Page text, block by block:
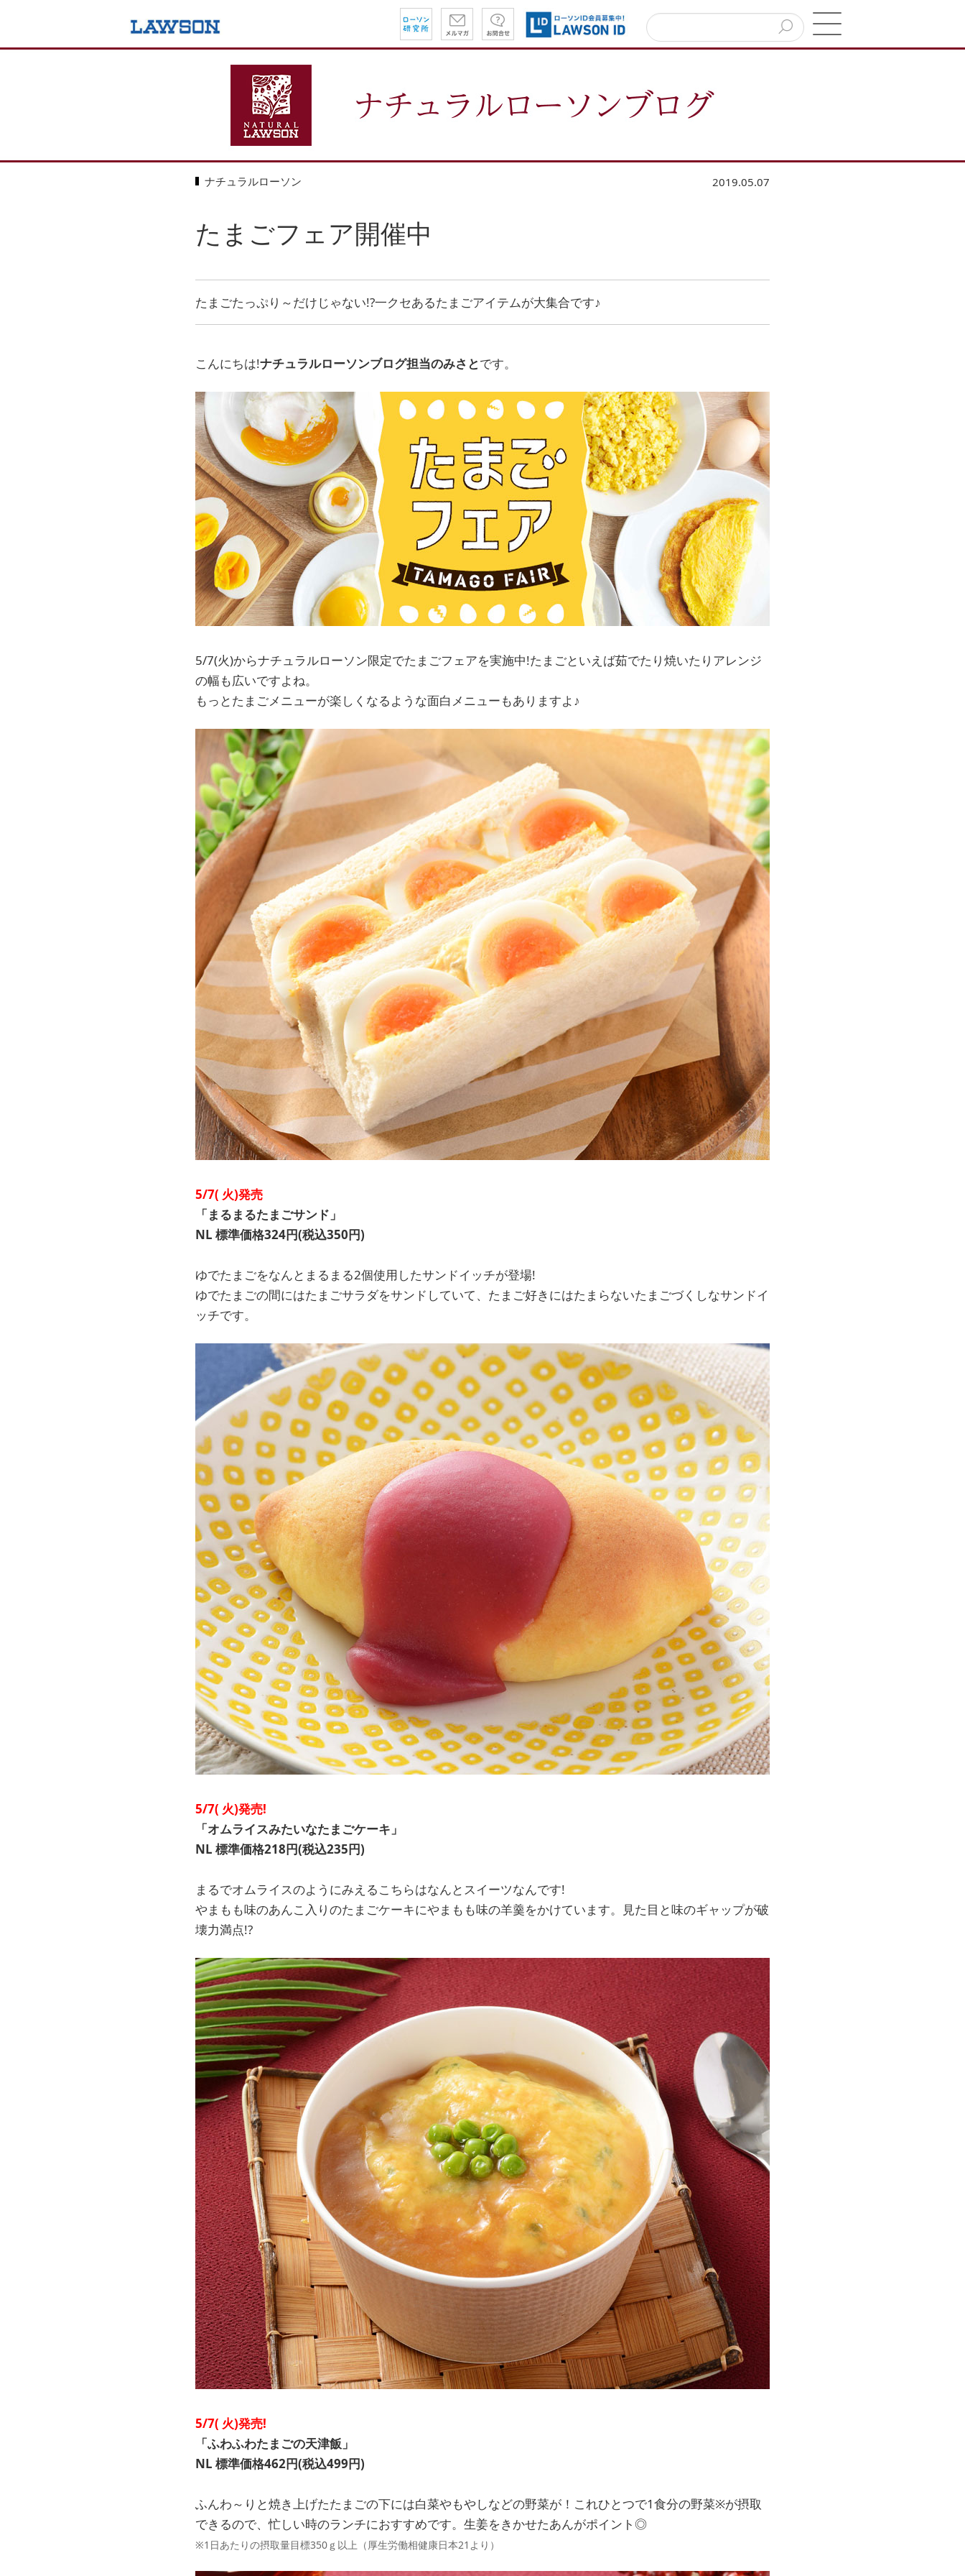
ナチュラルローソン 2019.05.07
たまごフェア開催中
たまごたっぷり～だけじゃない!?一クセあるたまごアイテムが大集合です♪
こんにちは!ナチュラルローソンブログ担当のみさとです。
5/7(火)からナチュラルローソン限定でたまごフェアを実施中!たまごといえば茹でたり焼いたりアレンジ
の幅も広いですよね。
もっとたまごメニューが楽しくなるような面白メニューもありますよ♪
5/7( 火)発売
「まるまるたまごサンド」
NL 標準価格324円(税込350円)
ゆでたまごをなんとまるまる2個使用したサンドイッチが登場!
ゆでたまごの間にはたまごサラダをサンドしていて、たまご好きにはたまらないたまごづくしなサンドイ
ッチです。
5/7( 火)発売!
「オムライスみたいなたまごケーキ」
NL 標準価格218円(税込235円)
まるでオムライスのようにみえるこちらはなんとスイーツなんです!
やまもも味のあんこ入りのたまごケーキにやまもも味の羊羹をかけています。見た目と味のギャップが破
壊力満点!?
5/7( 火)発売!
「ふわふわたまごの天津飯」
NL 標準価格462円(税込499円)
ふんわ～りと焼き上げたたまごの下には白菜やもやしなどの野菜が！これひとつで1食分の野菜※が摂取
できるので、忙しい時のランチにおすすめです。生姜をきかせたあんがポイント◎
※1日あたりの摂取量目標350ｇ以上（厚生労働相健康日本21より）